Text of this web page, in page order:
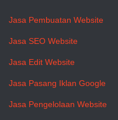
Jasa Pembuatan Website
Jasa SEO Website
Jasa Edit Website
Jasa Pasang Iklan Google
Jasa Pengelolaan Website